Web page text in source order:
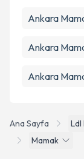
Ana Sayfa Ldl
Mamak
Ankara
Ankara
Ankara